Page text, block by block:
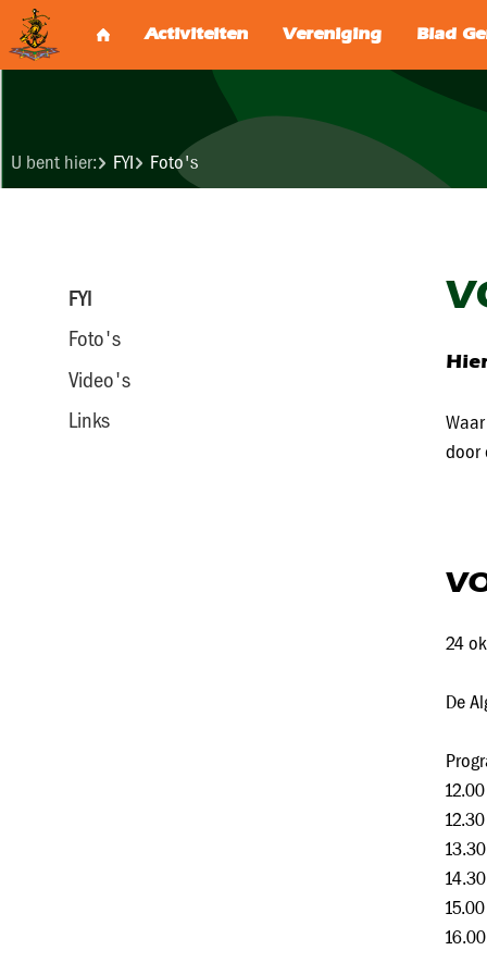
U bent hier: FYI Foto's
FYI
Foto's
Video's
Links
door
24
De